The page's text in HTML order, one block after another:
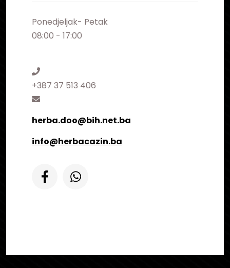
Ponedjeljak- Petak
08:00 - 17:00
+387 37 513 406
herba.doo@bih.net.ba
info@herbacazin.ba